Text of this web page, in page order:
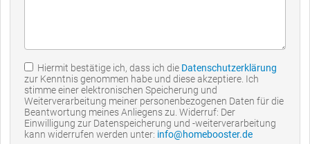
Hiermit bestätige ich, dass ich die Datenschutzerklärung
zur Kenntnis genommen habe und diese akzeptiere. Ich
stimme einer elektronischen Speicherung und
Weiterverarbeitung meiner personenbezogenen Daten für die
Beantwortung meines Anliegens zu. Widerruf: Der
Einwilligung zur Datenspeicherung und -weiterverarbeitung
kann widerrufen werden unter: info@homebooster.de